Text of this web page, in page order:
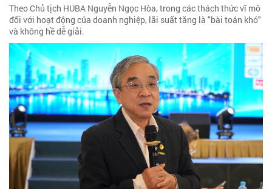
Theo Chủ tịch HUBA Nguyễn Ngọc Hòa, trong các thách thức vĩ mô
đối với hoạt động của doanh nghiệp, lãi suất tăng là "bài toán khó"
và không hề dễ giải.